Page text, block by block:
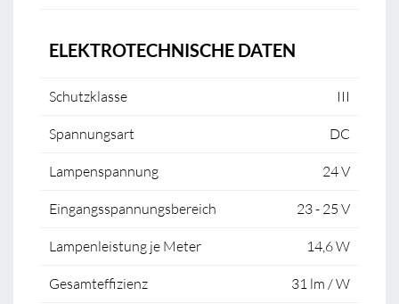
ELEKTROTECHNISCHE DATEN
Schutzklasse III
Spannungsart DC
Lampenspannung 24 V
Eingangsspannungsbereich 23 - 25 V
Lampenleistung je Meter 14,6 W
Gesamteffizienz 31 lm / W